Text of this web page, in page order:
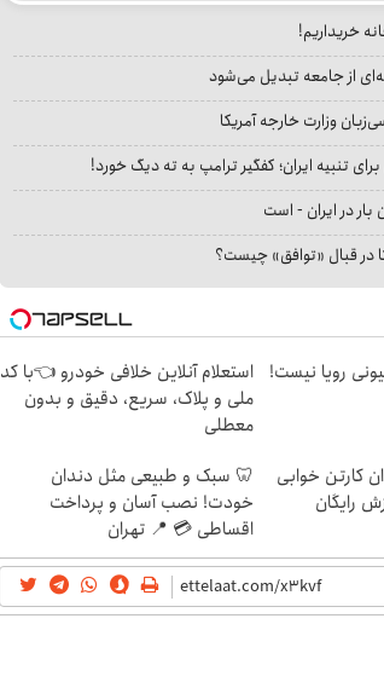
خریداریم!
از جامعه تبدیل می‌شود
وزارت خارجه آمریکا
تنبیه ایران؛ کفگیر ترامپ به ته دیگ خورد!
بار در ایران - است
در قبال «توافق» چیست؟
800 میلیونی رویا نیست! استعلام آنلاین خلافی خودرو 👈با کد
ملی و پلاک، سریع، دقیق و بدون
معطلی
کارتن خوابی
رایگان
🦷 سبک و طبیعی مثل دندان
خودت! نصب آسان و پرداخت
اقساطی 💳 📍 تهران